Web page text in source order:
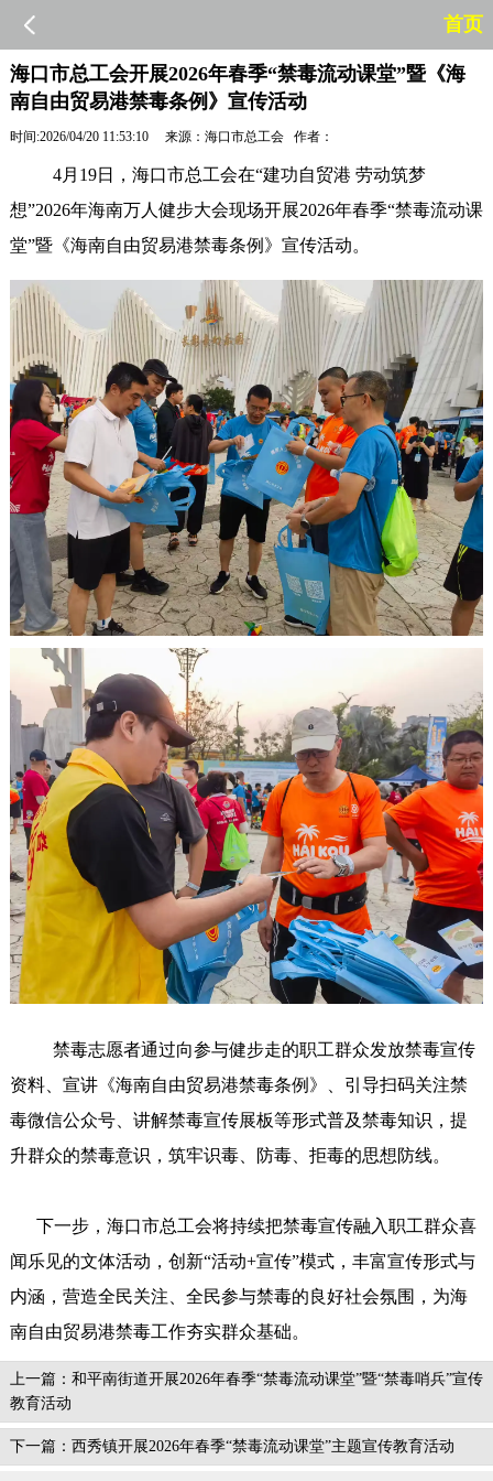
首页
海口市总工会开展2026年春季“禁毒流动课堂”暨《海
南自由贸易港禁毒条例》宣传活动
时间:2026/04/20 11:53:10 来源：海口市总工会 作者：
4月19日，海口市总工会在“建功自贸港 劳动筑梦
想”2026年海南万人健步大会现场开展2026年春季“禁毒流动课
堂”暨《海南自由贸易港禁毒条例》宣传活动。
禁毒志愿者通过向参与健步走的职工群众发放禁毒宣传
资料、宣讲《海南自由贸易港禁毒条例》、引导扫码关注禁
毒微信公众号、讲解禁毒宣传展板等形式普及禁毒知识，提
升群众的禁毒意识，筑牢识毒、防毒、拒毒的思想防线。
下一步，海口市总工会将持续把禁毒宣传融入职工群众喜
闻乐见的文体活动，创新“活动+宣传”模式，丰富宣传形式与
内涵，营造全民关注、全民参与禁毒的良好社会氛围，为海
南自由贸易港禁毒工作夯实群众基础。
上一篇：和平南街道开展2026年春季“禁毒流动课堂”暨“禁毒哨兵”宣传
教育活动
下一篇：西秀镇开展2026年春季“禁毒流动课堂”主题宣传教育活动